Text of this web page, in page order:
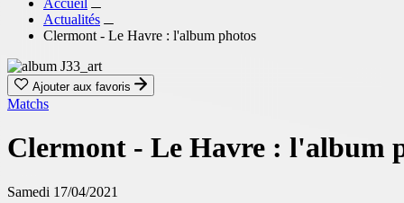
Accueil
Actualités
Clermont - Le Havre : l'album photos
Ajouter aux favoris
Matchs
Clermont - Le Havre : l'album
Samedi 17/04/2021